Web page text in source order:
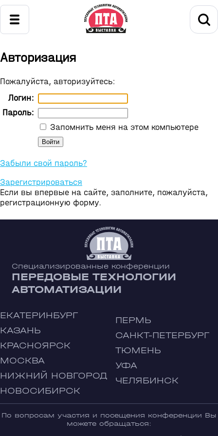
Авторизация
Пожалуйста, авторизуйтесь:
Логин:
Пароль:
Запомнить меня на этом компьютере
Забыли свой пароль?
Зарегистрироваться
Если вы впервые на сайте, заполните, пожалуйста,
регистрационную форму.
Специализированные конференции
ПЕРЕДОВЫЕ ТЕХНОЛОГИИ
АВТОМАТИЗАЦИИ
ЕКАТЕРИНБУРГ
КАЗАНЬ
КРАСНОЯРСК
МОСКВА
НИЖНИЙ НОВГОРОД
НОВОСИБИРСК
ПЕРМЬ
САНКТ-ПЕТЕРБУРГ
ТЮМЕНЬ
УФА
ЧЕЛЯБИНСК
По вопросам участия и посещения конференции Вы
можете обращаться: